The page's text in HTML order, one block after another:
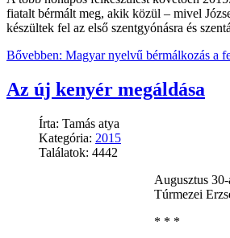
fiatalt bérmált meg, akik közül – mivel
készültek fel az első szentgyónásra és
Bővebben: Magyar nyelvű bérmálkozás a
Az új kenyér megáldása
Írta: Tamás atya
Kategória: 2015
Találatok: 4442
Augusztus
Túrmezei
* * *